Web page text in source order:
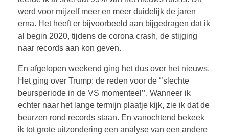
werd voor mijzelf meer en meer duidelijk de jaren
erna. Het heeft er bijvoorbeeld aan bijgedragen dat ik
al begin 2020, tijdens de corona crash, de stijging
naar records aan kon geven.
En afgelopen weekend ging het dus over het nieuws.
Het ging over Trump: de reden voor de ‘’slechte
beursperiode in de VS momenteel’’. Wanneer ik
echter naar het lange termijn plaatje kijk, zie ik dat de
beurzen rond records staan. En vanochtend bekeek
ik tot grote uitzondering een analyse van een andere